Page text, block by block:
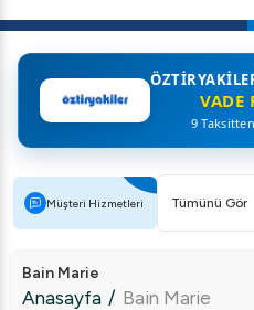
VADE
9
Müşteri Hizmetleri Tümünü Gör
Bain Marie
Anasayfa / Bain Marie